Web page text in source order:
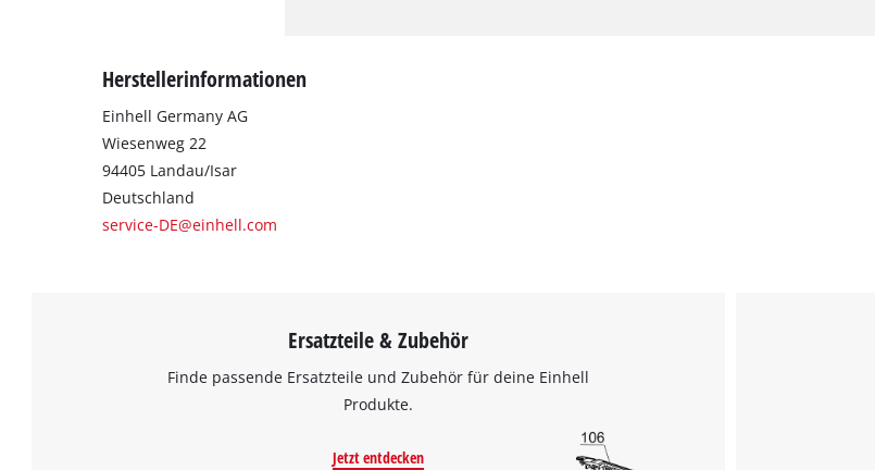
Herstellerinformationen
Einhell Germany AG
Wiesenweg 22
94405 Landau/Isar
Deutschland
service-DE@einhell.com
Ersatzteile & Zubehör
Finde passende Ersatzteile und Zubehör für deine Einhell
Produkte.
Jetzt entdecken